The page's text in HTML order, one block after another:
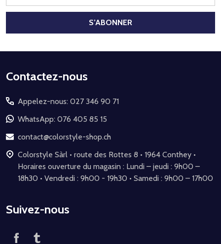
mail
S’ABONNER
Début
pied
de
page
Contactez-nous
Appelez-nous: 027 346 90 71
WhatsApp: 076 405 85 15
contact@colorstyle-shop.ch
Colorstyle Sàrl • route des Rottes 8 • 1964 Conthey •
Horaires ouverture du magasin : Lundi – jeudi : 9h00 –
18h30 • Vendredi : 9h00 - 19h30 • Samedi : 9h00 – 17h00
Suivez-nous